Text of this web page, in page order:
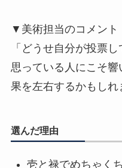
▼美術担当のコメント
「どうせ自分が投票
思っている人にこそ
果を左右するかもしれ
選んだ理由
壱と禄でめちゃく